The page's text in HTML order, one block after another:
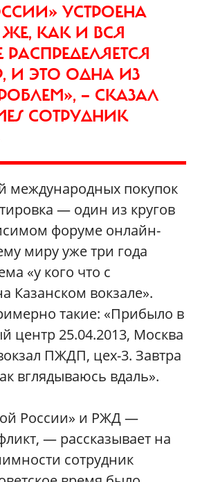
УСТРОЕНА
КАК И ВСЯ
РАСПРЕДЕЛЯЕТСЯ
И ЭТО ОДНА ИЗ
— СКАЗАЛ
СОТРУДНИК
международных покупок
— один из кругов
форуме онлайн-
миру уже три года
«у кого что с
Казанском вокзале».
такие: «Прибыло в
центр 25.04.2013, Москва
ПЖДП, цех-3. Завтра
вглядываюсь вдаль».
России» и РЖД —
— рассказывает на
сотрудник